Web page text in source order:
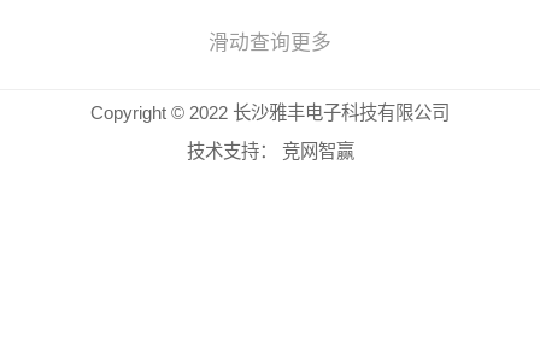
滑动查询更多
Copyright © 2022 长沙雅丰电子科技有限公司
技术支持：
竞网智赢